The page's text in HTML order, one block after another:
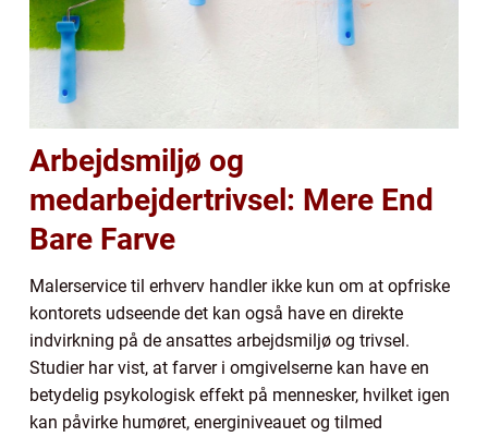
Arbejdsmiljø og
medarbejdertrivsel: Mere End
Bare Farve
Malerservice til erhverv handler ikke kun om at opfriske
kontorets udseende det kan også have en direkte
indvirkning på de ansattes arbejdsmiljø og trivsel.
Studier har vist, at farver i omgivelserne kan have en
betydelig psykologisk effekt på mennesker, hvilket igen
kan påvirke humøret, energiniveauet og tilmed